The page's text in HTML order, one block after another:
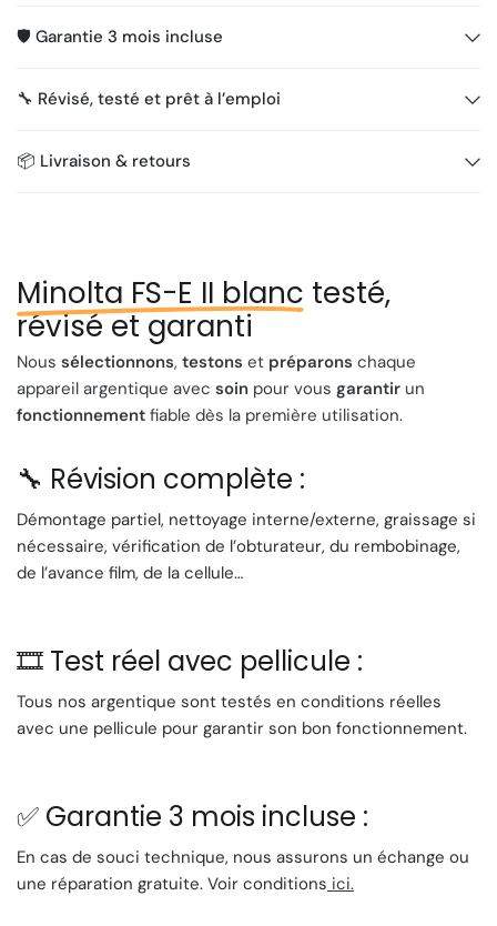
aujourd'hui devenue rare. Sa compacité en fait un
🔍 Objectif d'Origine : Grand angle
🔋 Alimentation : Piles LR 6
Le Minolta FS-E II offre une prise de vue simple et intuitive,
parfaite pour les débutants en photographie argentique.
Son flash intégré vous permet de capturer des moments
même en cas de faible luminosité, élargissant vos
Distance minimale de mise au point : 150 cm, permettant
des prises de vue nettes même à courte distance. Ce
modèle est un excellent moyen pour les amateurs de
s'initier à la photographie argentique et découvrir la magie
de la capture analogique.
📬 Votre Minolta FS-E II sera soigneusement emballé pour
une livraison sans souci.
🚀 Livraison disponible à l'échelle internationale pour que
Note: Veuillez noter que, en raison de sa nature vintage,
l'appareil photo peut présenter des signes d'usure
mineure, contribuant à son charme unique. 📜
🛡️ Garantie 3 mois incluse
🔧 Révisé, testé et prêt à l’emploi
📦 Livraison & retours
Minolta FS-E II blanc testé,
révisé et garanti
Noussélectionnons,testons et préparons chaque
appareil argentique avecsoin pour vousgarantir un
fonctionnement fiable dès la première utilisation.
🔧 Révision complète :
Démontage partiel, nettoyage interne/externe, graissage si
nécessaire, vérification de l’obturateur, du rembobinage,
de l’avance film, de la cellule…
🎞️ Test réel avec pellicule :
Tous nos argentique sont testés en conditions réelles
avec une pellicule pour garantir son bon fonctionnement.
✅ Garantie 3 mois incluse :
En cas de souci technique, nous assurons un échange ou
une réparation gratuite. Voir conditions ici.